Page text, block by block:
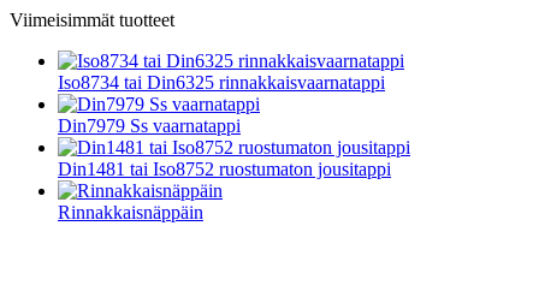
Viimeisimmät tuotteet
Iso8734 tai Din6325 rinnakkaisvaarnatappi
Din7979 Ss vaarnatappi
Din1481 tai Iso8752 ruostumaton jousitappi
Rinnakkaisnäppäin